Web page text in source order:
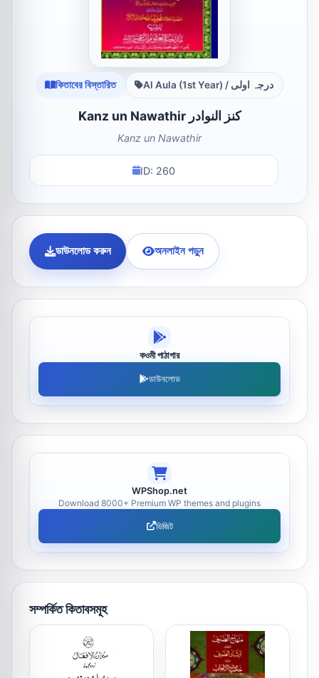
কিতাবের বিস্তারিত Al Aula (1st Year) / درجہ اولی
Kanz un Nawathir کنز النوادر
Kanz un Nawathir
ID: 260
ডাউনলোড করুন অনলাইন পড়ুন
কওমী পাঠাগার
ডাউনলোড
WPShop.net
Download 8000+ Premium WP themes and plugins
ভিজিট
সম্পর্কিত কিতাবসমূহ